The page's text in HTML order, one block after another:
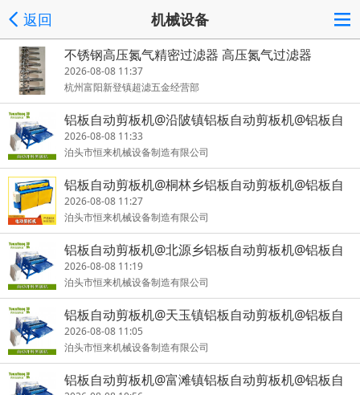
返回 机械设备
不锈钢高压氮气精密过滤器 高压氮气过滤器
2026-08-08 11:37
杭州富阳新登镇超滤五金经营部
铝板自动剪板机@沿陂镇铝板自动剪板机@铝板自
动剪板机承重量
2026-08-08 11:33
泊头市恒来机械设备制造有限公司
铝板自动剪板机@桐林乡铝板自动剪板机@铝板自
动剪板机效果好
2026-08-08 11:27
泊头市恒来机械设备制造有限公司
铝板自动剪板机@北源乡铝板自动剪板机@铝板自
动剪板机带变频
2026-08-08 11:19
泊头市恒来机械设备制造有限公司
铝板自动剪板机@天玉镇铝板自动剪板机@铝板自
动剪板机生产商
2026-08-08 11:05
泊头市恒来机械设备制造有限公司
铝板自动剪板机@富滩镇铝板自动剪板机@铝板自